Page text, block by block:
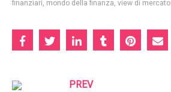
finanziari mondo della finanza view di mercato
PREV